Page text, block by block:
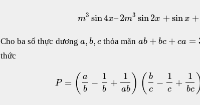
m3 sin4x–2m3 sin2x + sinx +
Cho ba số thực dương a, b, c thỏa mãn ab + bc + ca =
thức
P = ( a
b
−
1
b
+
1
ab ) ( b
c
−
1
c
+
1
bc